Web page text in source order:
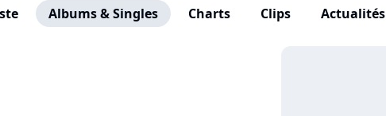
Albums & Singles Charts Clips Actualités